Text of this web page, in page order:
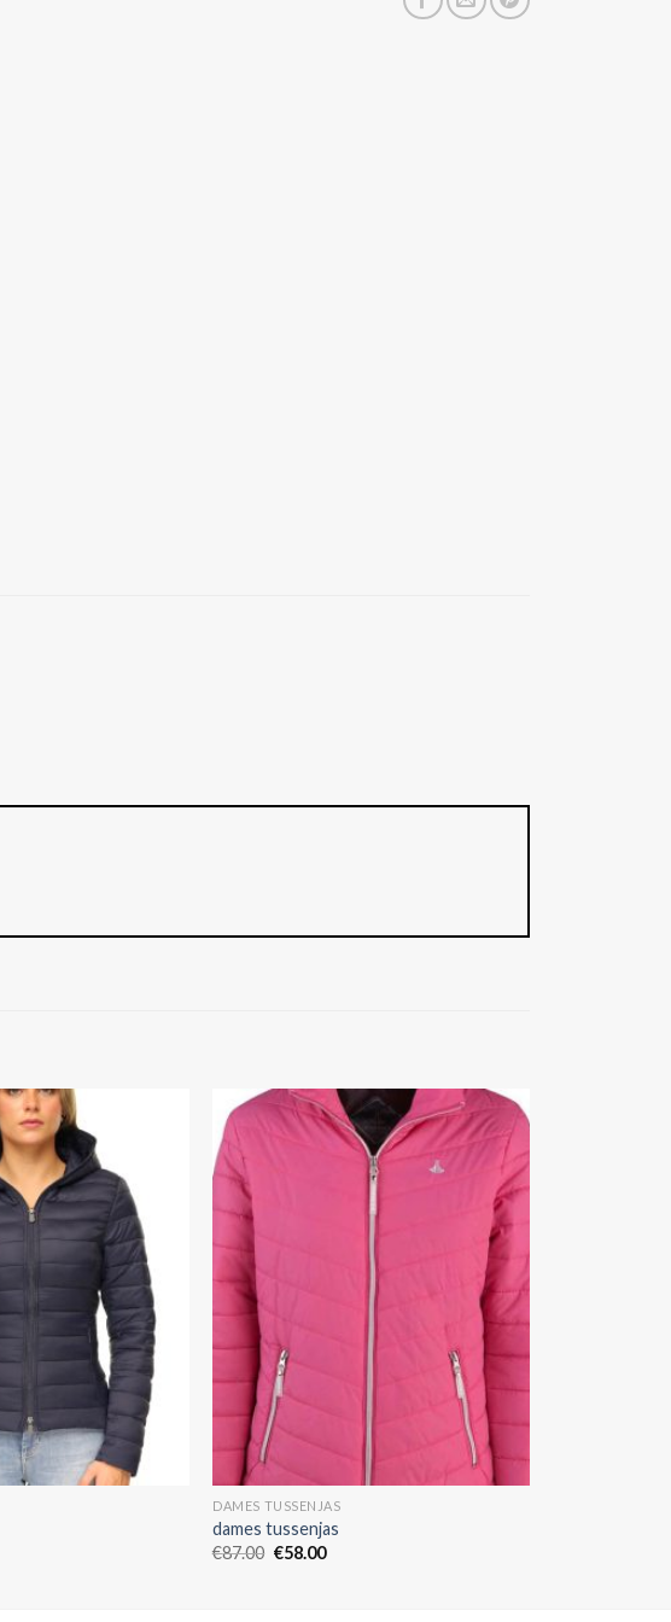
DAMES TUSSENJAS
dames tussenjas
€87.00 €58.00